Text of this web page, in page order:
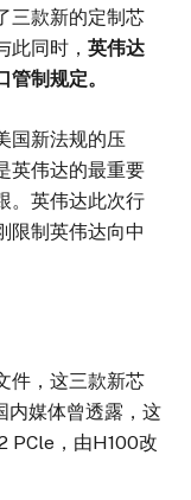
三款新的定制芯
此同时， 英伟达
制规定。
新法规的压
英伟达的最重要
。英伟达此次行
限制英伟达向中
，这三款新芯
内媒体曾透露，这
PCle，由H100改